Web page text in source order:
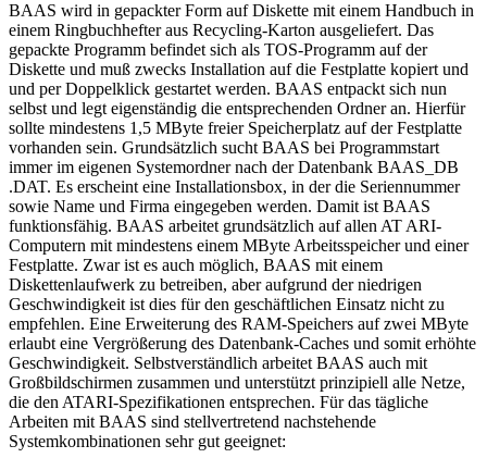
BAAS wird in gepackter Form auf Diskette mit einem Handbuch in
einem Ringbuchhefter aus Recycling-Karton ausgeliefert. Das
gepackte Programm befindet sich als TOS-Programm auf der
Diskette und muß zwecks Installation auf die Festplatte kopiert und
und per Doppelklick gestartet werden. BAAS entpackt sich nun
selbst und legt eigenständig die entsprechenden Ordner an. Hierfür
sollte mindestens 1,5 MByte freier Speicherplatz auf der Festplatte
vorhanden sein. Grundsätzlich sucht BAAS bei Programmstart
immer im eigenen Systemordner nach der Datenbank BAAS_DB
.DAT. Es erscheint eine Installationsbox, in der die Seriennummer
sowie Name und Firma eingegeben werden. Damit ist BAAS
funktionsfähig. BAAS arbeitet grundsätzlich auf allen AT ARI-
Computern mit mindestens einem MByte Arbeitsspeicher und einer
Festplatte. Zwar ist es auch möglich, BAAS mit einem
Diskettenlaufwerk zu betreiben, aber aufgrund der niedrigen
Geschwindigkeit ist dies für den geschäftlichen Einsatz nicht zu
empfehlen. Eine Erweiterung des RAM-Speichers auf zwei MByte
erlaubt eine Vergrößerung des Datenbank-Caches und somit erhöhte
Geschwindigkeit. Selbstverständlich arbeitet BAAS auch mit
Großbildschirmen zusammen und unterstützt prinzipiell alle Netze,
die den ATARI-Spezifikationen entsprechen. Für das tägliche
Arbeiten mit BAAS sind stellvertretend nachstehende
Systemkombinationen sehr gut geeignet: